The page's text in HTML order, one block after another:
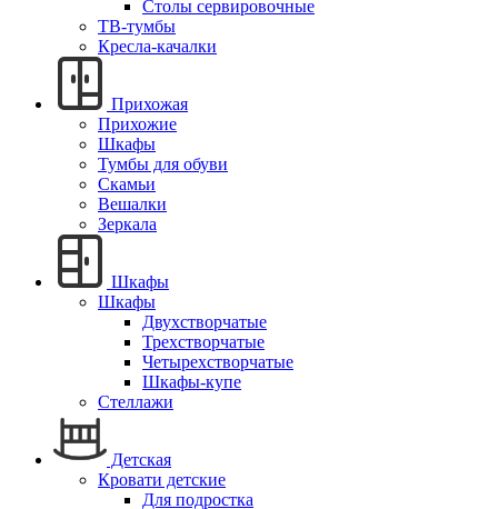
Столы сервировочные
ТВ-тумбы
Кресла-качалки
Прихожая
Прихожие
Шкафы
Тумбы для обуви
Скамьи
Вешалки
Зеркала
Шкафы
Шкафы
Двухстворчатые
Трехстворчатые
Четырехстворчатые
Шкафы-купе
Стеллажи
Детская
Кровати детские
Для подростка